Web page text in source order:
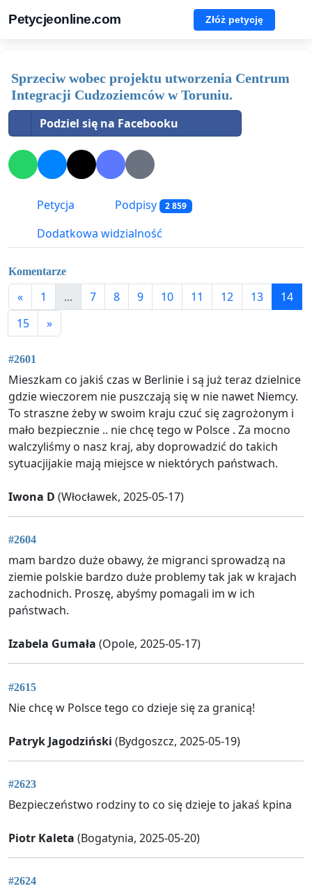
Petycjeonline.com Złóż petycję
Sprzeciw wobec projektu utworzenia Centrum
Integracji Cudzoziemców w Toruniu.
Podziel się na Facebooku
Petycja Podpisy 2 859
Dodatkowa widzialność
Komentarze
« 1 ... 7 8 9 10 11 12 13
14
15
»
#2601
Mieszkam co jakiś czas w Berlinie i są już teraz dzielnice
gdzie wieczorem nie puszczają się w nie nawet Niemcy.
To straszne żeby w swoim kraju czuć się zagrożonym i
mało bezpiecznie .. nie chcę tego w Polsce . Za mocno
walczyliśmy o nasz kraj, aby doprowadzić do takich
sytuacjijakie mają miejsce w niektórych państwach.
Iwona D (Włocławek, 2025-05-17)
#2604
mam bardzo duże obawy, że migranci sprowadzą na
ziemie polskie bardzo duże problemy tak jak w krajach
zachodnich. Proszę, abyśmy pomagali im w ich
państwach.
Izabela Gumała (Opole, 2025-05-17)
#2615
Nie chcę w Polsce tego co dzieje się za granicą!
Patryk Jagodziński (Bydgoszcz, 2025-05-19)
#2623
Bezpieczeństwo rodziny to co się dzieje to jakaś kpina
Piotr Kaleta (Bogatynia, 2025-05-20)
#2624